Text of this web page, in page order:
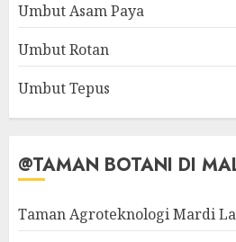
Umbut Asam Paya
Umbut Rotan
Umbut Tepus
@TAMAN BOTANI DI
Taman Agroteknologi Mardi